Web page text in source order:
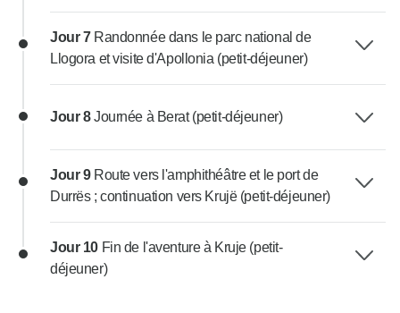
Jour 7 Randonnée dans le parc national de
Llogora et visite d'Apollonia (petit-déjeuner)
Jour 8Journée à Berat (petit-déjeuner)
Jour 9 Route vers l'amphithéâtre et le port de
Durrës ; continuation vers Krujë (petit-déjeuner)
Jour 10 Fin de l'aventure à Kruje (petit-
déjeuner)